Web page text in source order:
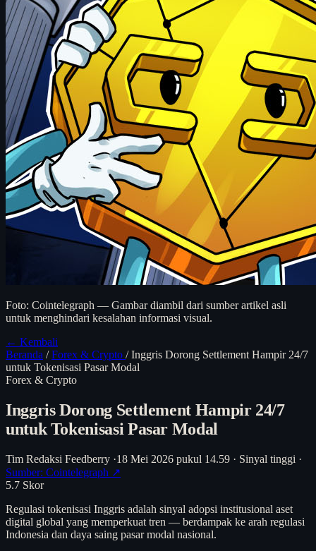
Foto: Cointelegraph — Gambar diambil dari sumber artikel asli
untuk menghindari kesalahan informasi visual.
← Kembali
Beranda / Forex & Crypto / Inggris Dorong Settlement Hampir 24/7
untuk Tokenisasi Pasar Modal
Forex & Crypto
Inggris Dorong Settlement Hampir 24/7
untuk Tokenisasi Pasar Modal
Tim Redaksi Feedberry ·18 Mei 2026 pukul 14.59 · Sinyal tinggi ·
Sumber: Cointelegraph ↗
5.7 Skor
Regulasi tokenisasi Inggris adalah sinyal adopsi institusional aset
digital global yang memperkuat tren — berdampak ke arah regulasi
Indonesia dan daya saing pasar modal nasional.